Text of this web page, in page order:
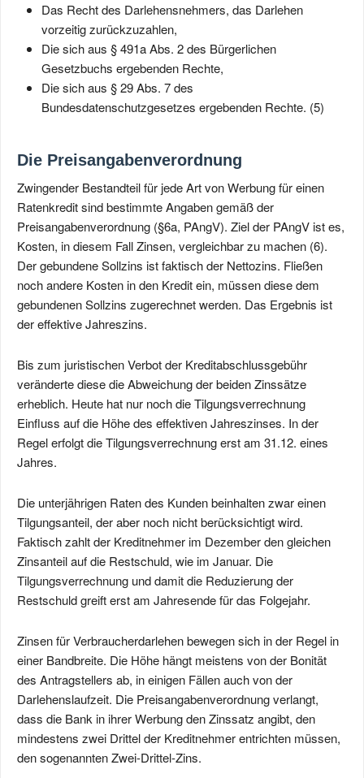
Das Recht des Darlehensnehmers, das Darlehen
vorzeitig zurückzuzahlen,
Die sich aus § 491a Abs. 2 des Bürgerlichen
Gesetzbuchs ergebenden Rechte,
Die sich aus § 29 Abs. 7 des
Bundesdatenschutzgesetzes ergebenden Rechte. (5)
Die Preisangabenverordnung
Zwingender Bestandteil für jede Art von Werbung für einen
Ratenkredit sind bestimmte Angaben gemäß der
Preisangabenverordnung (§6a, PAngV). Ziel der PAngV ist es,
Kosten, in diesem Fall Zinsen, vergleichbar zu machen (6).
Der gebundene Sollzins ist faktisch der Nettozins. Fließen
noch andere Kosten in den Kredit ein, müssen diese dem
gebundenen Sollzins zugerechnet werden. Das Ergebnis ist
der effektive Jahreszins.
Bis zum juristischen Verbot der Kreditabschlussgebühr
veränderte diese die Abweichung der beiden Zinssätze
erheblich. Heute hat nur noch die Tilgungsverrechnung
Einfluss auf die Höhe des effektiven Jahreszinses. In der
Regel erfolgt die Tilgungsverrechnung erst am 31.12. eines
Jahres.
Die unterjährigen Raten des Kunden beinhalten zwar einen
Tilgungsanteil, der aber noch nicht berücksichtigt wird.
Faktisch zahlt der Kreditnehmer im Dezember den gleichen
Zinsanteil auf die Restschuld, wie im Januar. Die
Tilgungsverrechnung und damit die Reduzierung der
Restschuld greift erst am Jahresende für das Folgejahr.
Zinsen für Verbraucherdarlehen bewegen sich in der Regel in
einer Bandbreite. Die Höhe hängt meistens von der Bonität
des Antragstellers ab, in einigen Fällen auch von der
Darlehenslaufzeit. Die Preisangabenverordnung verlangt,
dass die Bank in ihrer Werbung den Zinssatz angibt, den
mindestens zwei Drittel der Kreditnehmer entrichten müssen,
den sogenannten Zwei-Drittel-Zins.